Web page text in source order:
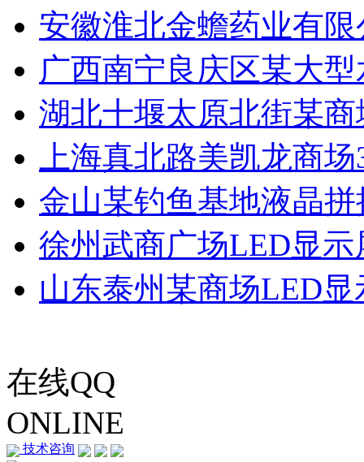
安徽淮北金蟾药业有
广西南宁良庆区某大
湖北十堰太原北街某
上海真北路美凯龙商
金山某钓鱼基地液晶
徐州武商广场LED显示
山东泰州某商场LED
在线QQ
ONLINE
技术咨询